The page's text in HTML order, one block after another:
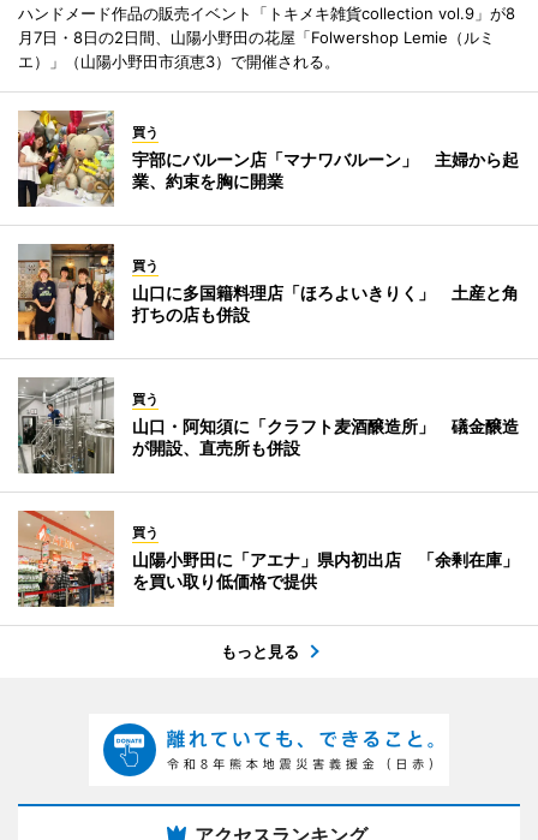
ハンドメード作品の販売イベント「トキメキ雑貨collection vol.9」が8
月7日・8日の2日間、山陽小野田の花屋「Folwershop Lemie（ルミ
エ）」（山陽小野田市須恵3）で開催される。
買う
宇部にバルーン店「マナワバルーン」 主婦から起
業、約束を胸に開業
買う
山口に多国籍料理店「ほろよいきりく」 土産と角
打ちの店も併設
買う
山口・阿知須に「クラフト麦酒醸造所」 礒金醸造
が開設、直売所も併設
買う
山陽小野田に「アエナ」県内初出店 「余剰在庫」
を買い取り低価格で提供
もっと見る
アクセスランキング